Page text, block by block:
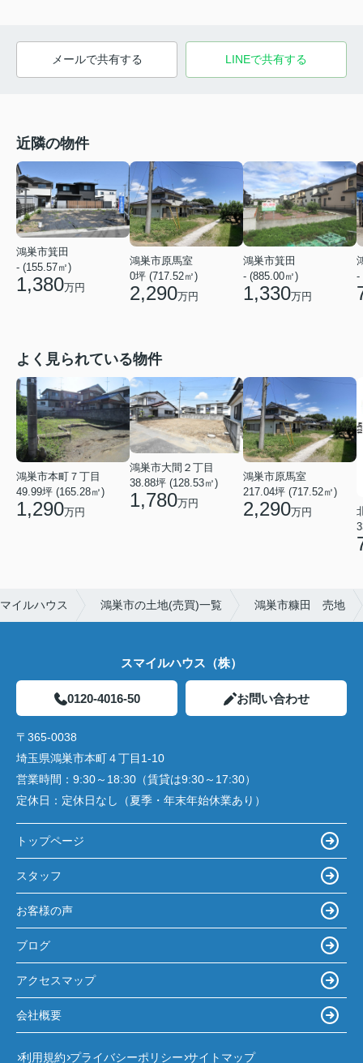
メールで共有する LINEで共有する
近隣の物件
鴻巣市箕田
- (155.57㎡)
1,380万円
鴻巣市原馬室
0坪 (717.52㎡)
2,290万円
鴻巣市箕田
- (885.00㎡)
1,330万円
-
よく見られている物件
鴻巣市本町７丁目
49.99坪 (165.28㎡)
1,290万円
鴻巣市大間２丁目
38.88坪 (128.53㎡)
1,780万円
鴻巣市原馬室
217.04坪 (717.52㎡)
2,290万円
イルハウス 鴻巣市の土地(売買)一覧 鴻巣市糠田 売地
スマイルハウス（株）
0120-4016-50 お問い合わせ
〒365-0038
埼玉県鴻巣市本町４丁目1-10
営業時間： 9:30～18:30（賃貸は9:30～17:30）
定休日： 定休日なし（夏季・年末年始休業あり）
トップページ
スタッフ
お客様の声
ブログ
アクセスマップ
会社概要
利用規約 プライバシーポリシー サイトマップ